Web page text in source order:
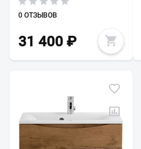
0 ОТЗЫВОВ
31 400 ₽